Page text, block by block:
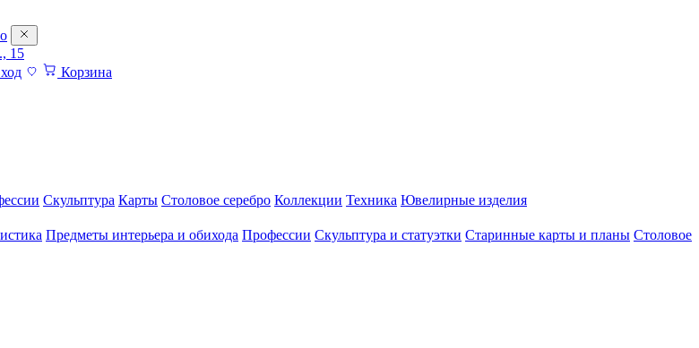
15
Корзина
Скульптура Карты Столовое серебро Коллекции Техника Ювелирные изделия
Предметы интерьера и обихода Профессии Скульптура и статуэтки Старинные карты и планы Столовое